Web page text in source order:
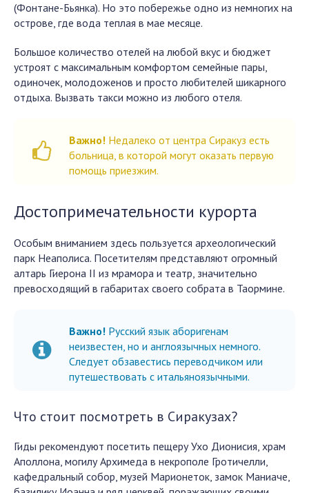
(Фонтане-Бьянка). Но это побережье одно из немногих на
острове, где вода теплая в мае месяце.
Большое количество отелей на любой вкус и бюджет
устроят с максимальным комфортом семейные пары,
одиночек, молодоженов и просто любителей шикарного
отдыха. Вызвать такси можно из любого отеля.
Важно! Недалеко от центра Сиракуз есть
больница, в которой могут оказать первую
помощь приезжим.
Достопримечательности курорта
Особым вниманием здесь пользуется археологический
парк Неаполиса. Посетителям представляют огромный
алтарь Гиерона II из мрамора и театр, значительно
превосходящий в габаритах своего собрата в Таормине.
Важно! Русский язык аборигенам
неизвестен, но и англоязычных немного.
Следует обзавестись переводчиком или
путешествовать с итальяноязычными.
Что стоит посмотреть в Сиракузах?
Гиды рекомендуют посетить пещеру Ухо Дионисия, храм
Аполлона, могилу Архимеда в некрополе Гротичелли,
кафедральный собор, музей Марионеток, замок Маниаче,